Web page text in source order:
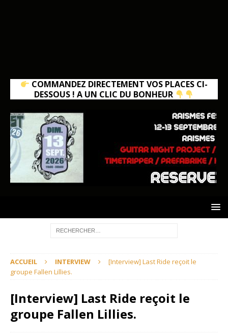
COMMANDEZ DIRECTEMENT VOS PLACES CI-
DESSOUS ! A UN CLIC DU BONHEUR
ACCUEIL INTERVIEW
[Interview] Last Ride reçoit le
groupe Fallen Lillies.
[Interview] Last Ride reçoit le
groupe Fallen Lillies.